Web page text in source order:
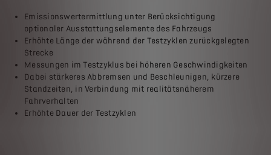
Emissionswertermittlung unter Berücksichtigung
optionaler Ausstattungselemente des Fahrzeugs
Erhöhte Länge der während der Testzyklen zurückgelegten
Strecke
Messungen im Testzyklus bei höheren Geschwindigkeiten
Dabei stärkeres Abbremsen und Beschleunigen, kürzere
Standzeiten, in Verbindung mit realitätsnäherem
Fahrverhalten
Erhöhte Dauer der Testzyklen